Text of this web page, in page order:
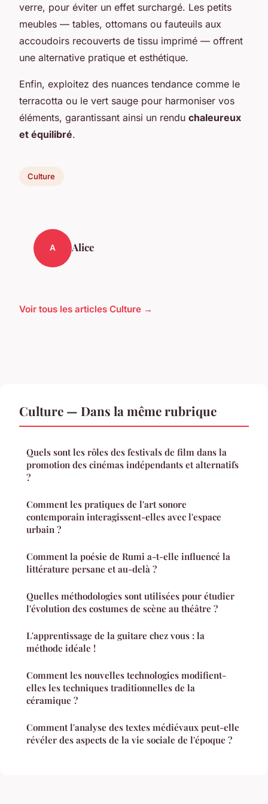
verre, pour éviter un effet surchargé. Les petits
meubles — tables, ottomans ou fauteuils aux
accoudoirs recouverts de tissu imprimé — offrent
une alternative pratique et esthétique.
Enfin, exploitez des nuances tendance comme le
terracotta ou le vert sauge pour harmoniser vos
éléments, garantissant ainsi un rendu chaleureux
et équilibré.
Culture
A Alice
Voir tous les articles Culture →
Culture — Dans la même rubrique
Quels sont les rôles des festivals de film dans la
promotion des cinémas indépendants et alternatifs
?
Comment les pratiques de l'art sonore
contemporain interagissent-elles avec l'espace
urbain ?
Comment la poésie de Rumi a-t-elle influencé la
littérature persane et au-delà ?
Quelles méthodologies sont utilisées pour étudier
l'évolution des costumes de scène au théâtre ?
L'apprentissage de la guitare chez vous : la
méthode idéale !
Comment les nouvelles technologies modifient-
elles les techniques traditionnelles de la
céramique ?
Comment l'analyse des textes médiévaux peut-elle
révéler des aspects de la vie sociale de l'époque ?